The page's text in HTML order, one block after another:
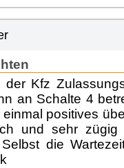
Kfz
an Schalte 4
positives
und sehr zügig
die